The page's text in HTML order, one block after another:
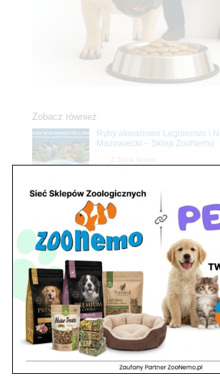
Zobacz również
Ryby akwariowe Legionowo i
Mazowiecki – Sklep ZooNemo
Z Życia Sklepu
Stwórz podwodne arcydzieło:
rośliny akwariowe w ZooNemo
Nowy Dwór Mazowiecki
Upały wracają! Zadbaj o
z matami chłodzącymi ZooNemo
Z Życia Sklepu
Petito Pet Shop – Internetowy
Online! Wszystko Dla Twojego
Znajdź nas